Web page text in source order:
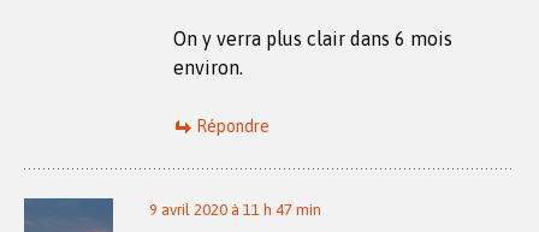
On y verra plus clair dans 6 mois
environ.
Répondre
9 avril 2020 à 11 h 47 min